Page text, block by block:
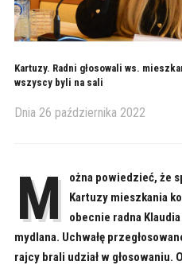
Kartuzy. Radni głosowali ws.
wszyscy byli na sali
Dnia 26 października 2022
M
ożna powiedzieć, że
Kartuzy mieszkania
obecnie radna Klaudia
mydlana. Uchwałę
rajcy brali udział w głosowaniu.